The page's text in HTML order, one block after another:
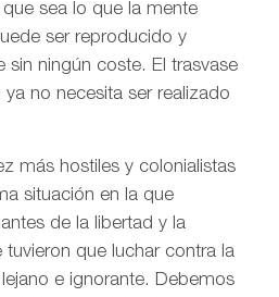
sea lo que la mente
ser reproducido y
sin ningún coste. El trasvase
no necesita ser realizado
más hostiles y colonialistas
situación en la que
de la libertad y la
que luchar contra la
e ignorante. Debemos